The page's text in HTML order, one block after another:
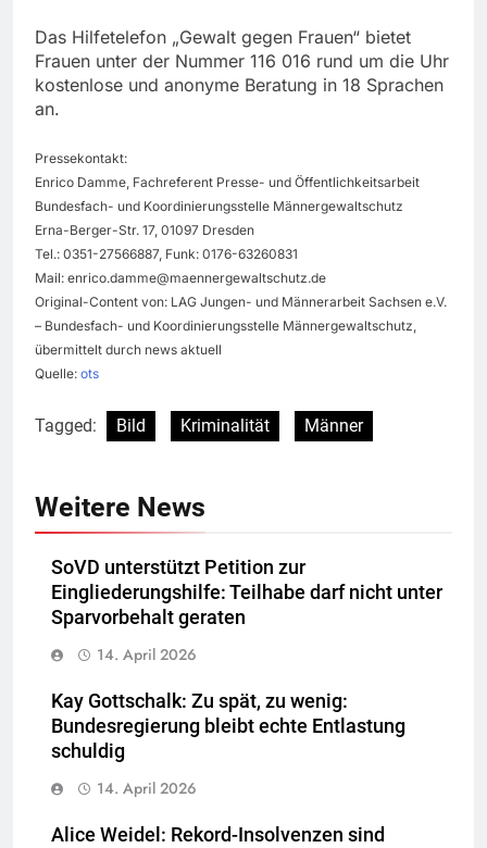
Das Hilfetelefon „Gewalt gegen Frauen“ bietet
Frauen unter der Nummer 116 016 rund um die Uhr
kostenlose und anonyme Beratung in 18 Sprachen
an.
Pressekontakt:
Enrico Damme, Fachreferent Presse- und Öffentlichkeitsarbeit
Bundesfach- und Koordinierungsstelle Männergewaltschutz
Erna-Berger-Str. 17, 01097 Dresden
Tel.: 0351-27566887, Funk: 0176-63260831
Mail: enrico.damme@maennergewaltschutz.de
Original-Content von: LAG Jungen- und Männerarbeit Sachsen e.V.
– Bundesfach- und Koordinierungsstelle Männergewaltschutz,
übermittelt durch news aktuell
Quelle: ots
Tagged: Bild Kriminalität Männer
Weitere News
SoVD unterstützt Petition zur
Eingliederungshilfe: Teilhabe darf nicht unter
Sparvorbehalt geraten
14. April 2026
Kay Gottschalk: Zu spät, zu wenig:
Bundesregierung bleibt echte Entlastung
schuldig
14. April 2026
Alice Weidel: Rekord-Insolvenzen sind